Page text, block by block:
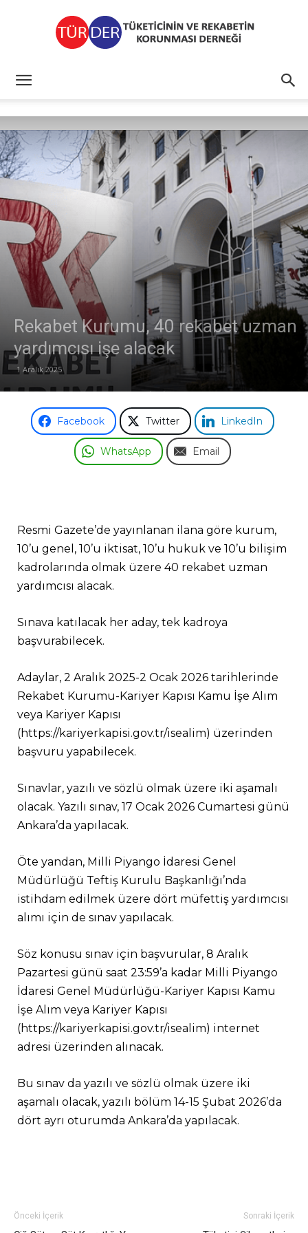
Rekabet Kurumu, 40 rekabet uzman
yardımcısı işe alacak
1 Aralık 2025
Facebook Twitter LinkedIn
WhatsApp Email
Resmi Gazete’de yayınlanan ilana göre kurum,
10’u genel, 10’u iktisat, 10’u hukuk ve 10’u bilişim
kadrolarında olmak üzere 40 rekabet uzman
yardımcısı alacak.
Sınava katılacak her aday, tek kadroya
başvurabilecek.
Adaylar, 2 Aralık 2025-2 Ocak 2026 tarihlerinde
Rekabet Kurumu-Kariyer Kapısı Kamu İşe Alım
veya Kariyer Kapısı
(https://kariyerkapisi.gov.tr/isealim) üzerinden
başvuru yapabilecek.
Sınavlar, yazılı ve sözlü olmak üzere iki aşamalı
olacak. Yazılı sınav, 17 Ocak 2026 Cumartesi günü
Ankara’da yapılacak.
Öte yandan, Milli Piyango İdaresi Genel
Müdürlüğü Teftiş Kurulu Başkanlığı’nda
istihdam edilmek üzere dört müfettiş yardımcısı
alımı için de sınav yapılacak.
Söz konusu sınav için başvurular, 8 Aralık
Pazartesi günü saat 23:59’a kadar Milli Piyango
İdaresi Genel Müdürlüğü-Kariyer Kapısı Kamu
İşe Alım veya Kariyer Kapısı
(https://kariyerkapisi.gov.tr/isealim) internet
adresi üzerinden alınacak.
Bu sınav da yazılı ve sözlü olmak üzere iki
aşamalı olacak, yazılı bölüm 14-15 Şubat 2026’da
dört ayrı oturumda Ankara’da yapılacak.
Önceki İçerik Sonraki İçerik